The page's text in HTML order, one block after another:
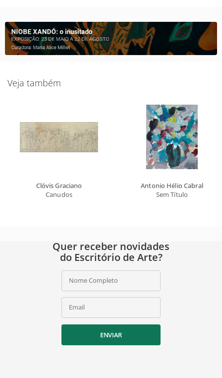
Veja também
Clóvis Graciano
Canudos
Antonio Hélio Cabral
Sem Título
Quer receber novidades
do Escritório de Arte?
Nome Completo
Email
ENVIAR